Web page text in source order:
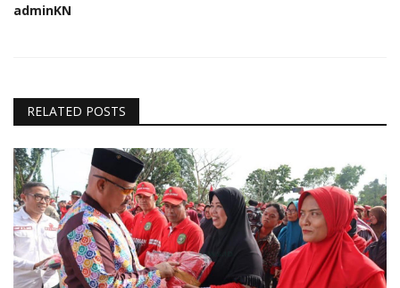
adminKN
RELATED POSTS